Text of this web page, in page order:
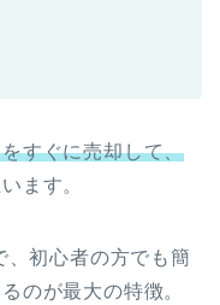
すぐに売却して、
ます。
、初心者の方でも簡
のが最大の特徴。